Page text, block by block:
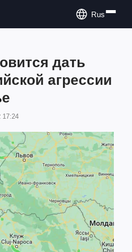
Rus
дать
агрессии
17:24